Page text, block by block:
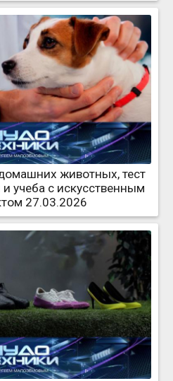
животных, тест
учеба с искусственным
27.03.2026